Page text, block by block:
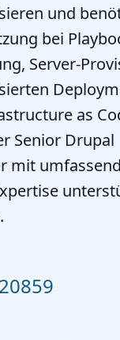
und
bei
Server-
as
Senior Drupal
mit